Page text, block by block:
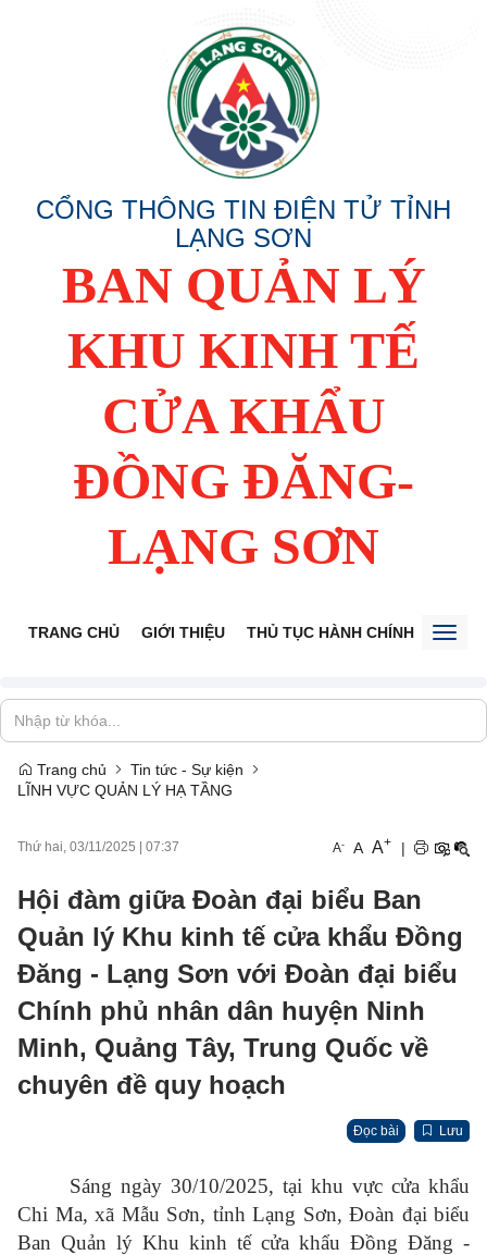
CỔNG THÔNG TIN ĐIỆN TỬ TỈNH
LẠNG SƠN
BAN QUẢN LÝ
KHU KINH TẾ
CỬA KHẨU
ĐỒNG ĐĂNG-
LẠNG SƠN
TRANG CHỦ GIỚI THIỆU THỦ TỤC HÀNH CHÍNH TIẾP
Trang chủ
Tin tức - Sự kiện
LĨNH VỰC QUẢN LÝ HẠ TẦNG
Thứ hai, 03/11/2025 07:37 A- A A+ |
Hội đàm giữa Đoàn đại biểu Ban
Quản lý Khu kinh tế cửa khẩu Đồng
Đăng - Lạng Sơn với Đoàn đại biểu
Chính phủ nhân dân huyện Ninh
Minh, Quảng Tây, Trung Quốc về
chuyên đề quy hoạch
Đọc bài Lưu
Sáng ngày 30/10/2025, tại khu vực cửa khẩu
Chi Ma, xã Mẫu Sơn, tỉnh Lạng Sơn, Đoàn đại biểu
Ban Quản lý Khu kinh tế cửa khẩu Đồng Đăng -